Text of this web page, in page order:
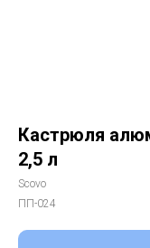
Кастрюля
2,5 л
Scovo
ПП-024